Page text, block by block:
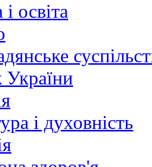
освіта
України
і духовність